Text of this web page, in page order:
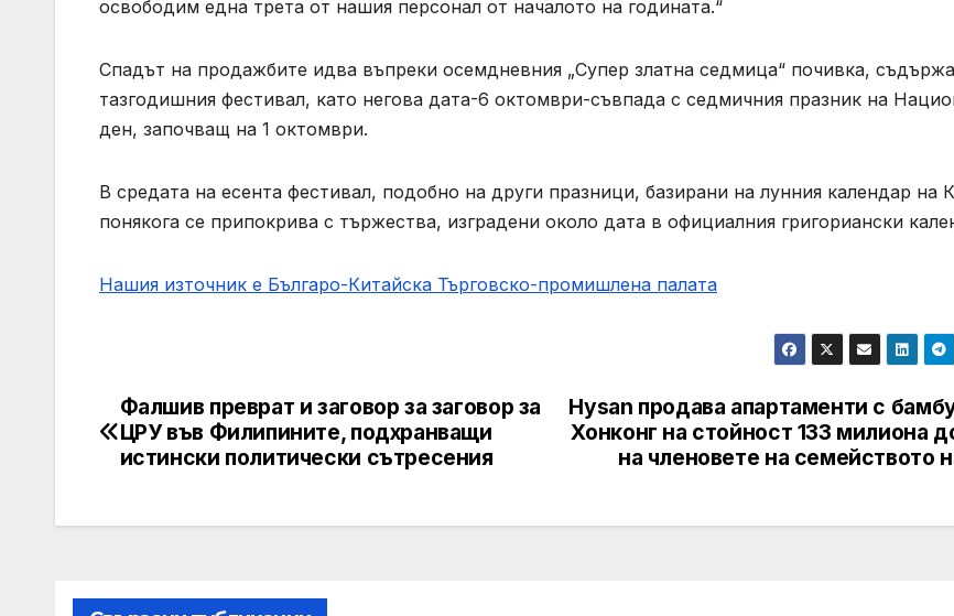
освободим една трета от нашия персонал от началото на годината.“
Спадът на продажбите идва въпреки осемдневния „Супер златна седмица“ почивка,
тазгодишния фестивал, като негова дата-6 октомври-съвпада с седмичния празник на
ден, започващ на 1 октомври.
В средата на есента фестивал, подобно на други празници, базирани на лунния календар на
понякога се припокрива с тържества, изградени около дата в официалния григориански
Нашия източник е Българо-Китайска Търговско-промишлена палaта
Post
navigation
Hysan продава апартаменти с
Хонконг на стойност 133 милиона
на членовете на семейството
Фалшив преврат и заговор за заговор за
ЦРУ във Филипините, подхранващи
истински политически сътресения